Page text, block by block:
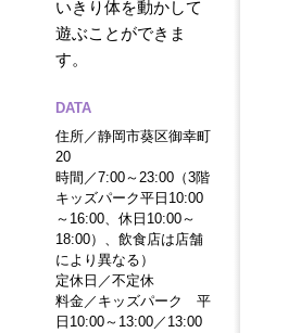
いきり体を動かして
遊ぶことができま
す。
DATA
住所／静岡市葵区御幸町
20
時間／7:00～23:00（3階
キッズパーク平日10:00
～16:00、休日10:00～
18:00）、飲食店は店舗
により異なる）
定休日／不定休
料金／キッズパーク 平
日10:00～13:00／13:00